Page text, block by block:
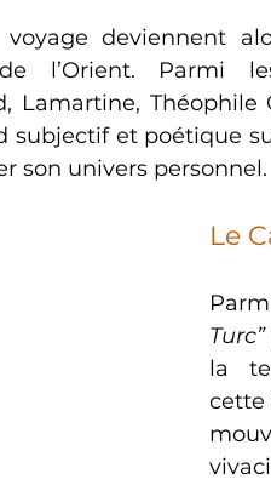
deviennent
de l’Orient. Parmi
Lamartine, Théophile
subjectif et poétique
son univers personnel.
Le
Turc”
la
cette